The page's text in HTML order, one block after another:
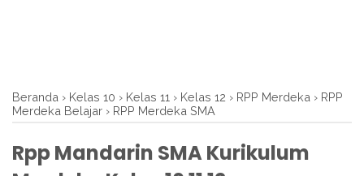
Beranda › Kelas 10 › Kelas 11 › Kelas 12 › RPP Merdeka › RPP
Merdeka Belajar › RPP Merdeka SMA
Rpp Mandarin SMA Kurikulum